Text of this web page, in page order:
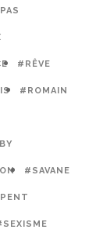
#RÊVE
#ROMAIN
#SAVANE